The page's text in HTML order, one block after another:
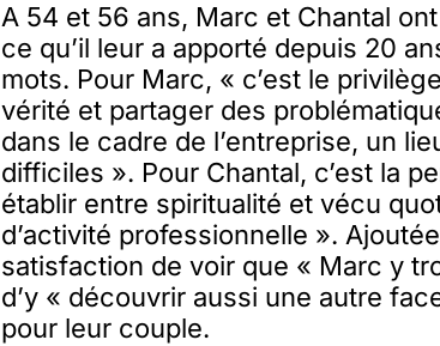
A 54 et 56 ans, Marc et Chantal
ce qu’il leur a apporté depuis 20
mots. Pour Marc, « c’est le
vérité et partager des
dans le cadre de l’entreprise, un
difficiles ». Pour Chantal, c’est la
établir entre spiritualité et vécu
d’activité professionnelle ».
satisfaction de voir que « Marc y
d’y « découvrir aussi une autre
pour leur couple.